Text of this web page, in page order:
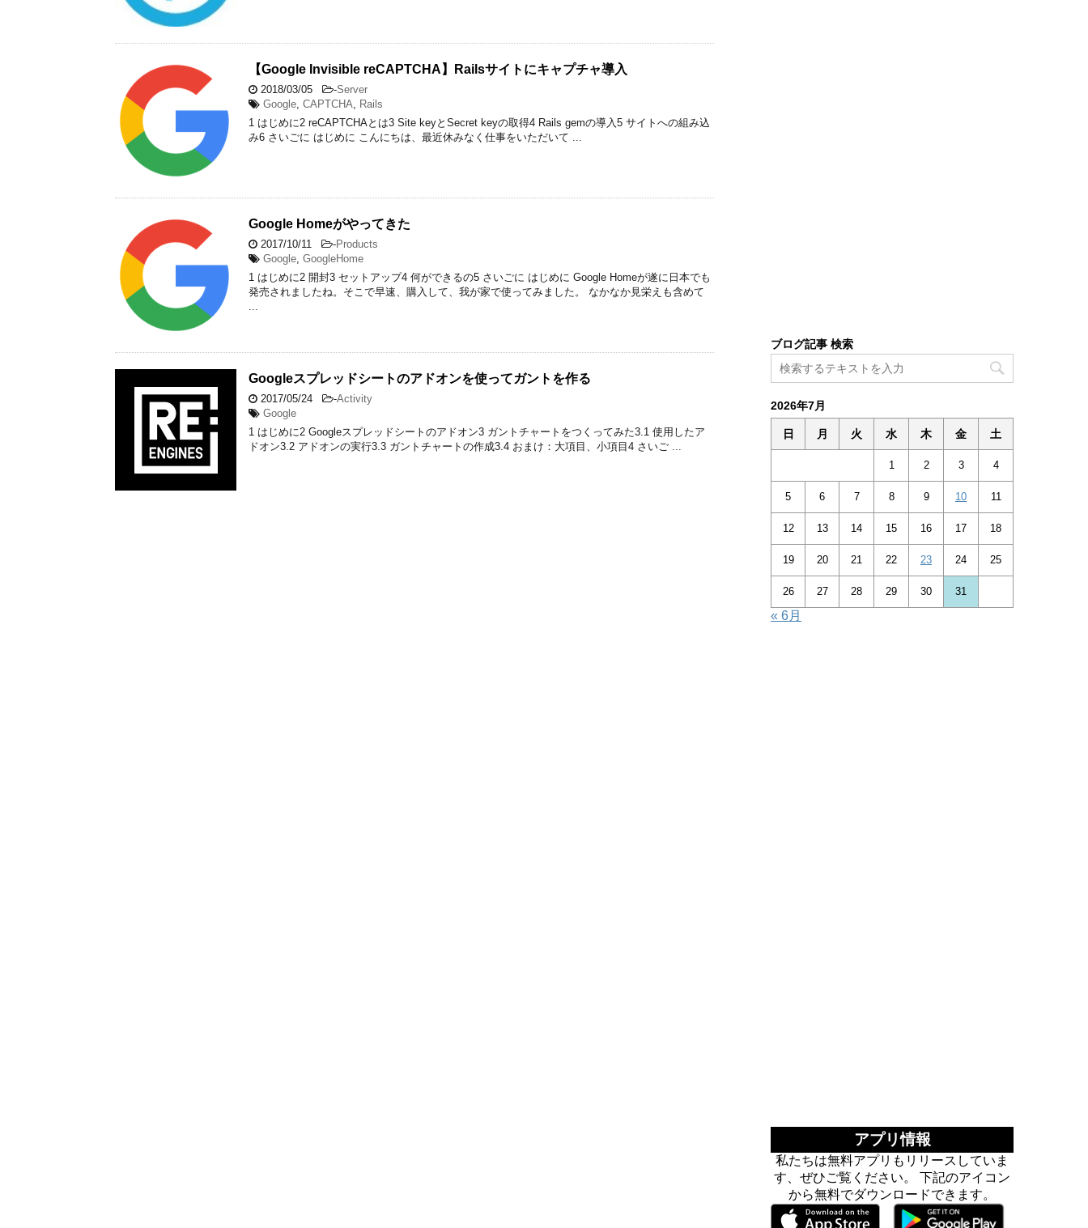
【Google Invisible reCAPTCHA】Railsサイトにキャプチャ導入
2018/03/05 -Server
Google, CAPTCHA, Rails
1 はじめに2 reCAPTCHAとは3 Site keyとSecret keyの取得4 Rails gemの導入5 サイトへの組み込
み6 さいごに はじめに こんにちは、最近休みなく仕事をいただいて ...
Google Homeがやってきた
2017/10/11 -Products
Google, GoogleHome
1 はじめに2 開封3 セットアップ4 何ができるの5 さいごに はじめに Google Homeが遂に日本でも
発売されましたね。そこで早速、購入して、我が家で使ってみました。 なかなか見栄えも含めて
...
Googleスプレッドシートのアドオンを使ってガントを作る
2017/05/24 -Activity
Google
1 はじめに2 Googleスプレッドシートのアドオン3 ガントチャートをつくってみた3.1 使用したア
ドオン3.2 アドオンの実行3.3 ガントチャートの作成3.4 おまけ：大項目、小項目4 さいご ...
ブログ記事 検索
2026年7月
日 月 火 水 木 金 土
1 2 3 4
5 6 7 8 9 10 11
12 13 14 15 16 17 18
19 20 21 22 23 24 25
26 27 28 29 30 31
« 6月
アプリ情報
私たちは無料アプリもリリースしていま
す、ぜひご覧ください。 下記のアイコン
から無料でダウンロードできます。